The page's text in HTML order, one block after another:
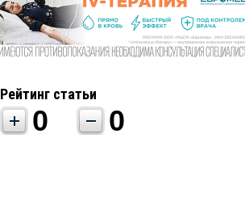
Рейтинг статьи
0 0